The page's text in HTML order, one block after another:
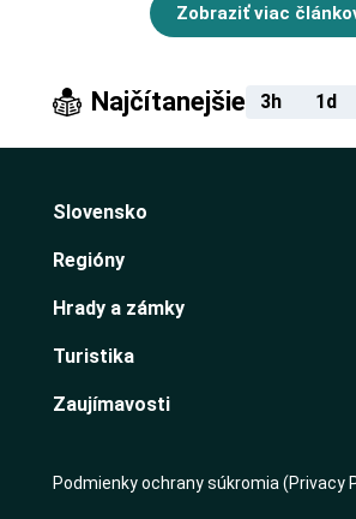
Zobraziť viac
Najčítanejšie 3h 1d
Slovensko
Regióny
Hrady a zámky
Turistika
Zaujímavosti
Podmienky ochrany súkromia (Privacy